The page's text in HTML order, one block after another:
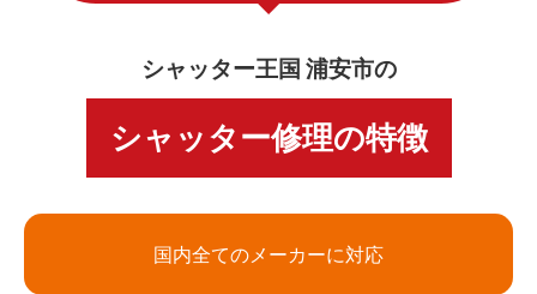
シャッター王国 浦安市の
シャッター修理の特徴
国内全てのメーカーに対応